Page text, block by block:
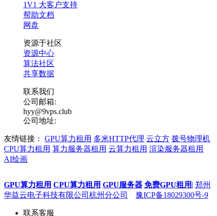
1V1 大客户支持
帮助文档
网盘
资源于社区
资源中心
算法社区
共享数据
联系我们
公司邮箱:
hyy@9vps.club
公司地址:
友情链接： GPU算力租用 多米HTTP代理 云立方 拨号物理机
CPU算力租用 算力服务器租用 云算力租用 渲染服务器租用
AI绘画
GPU算力租用 CPU算力租用 GPU服务器 免费GPU租用 | 郑州
华益云电子科技有限公司杭州分公司
豫ICP备18029300号-9
联系客服